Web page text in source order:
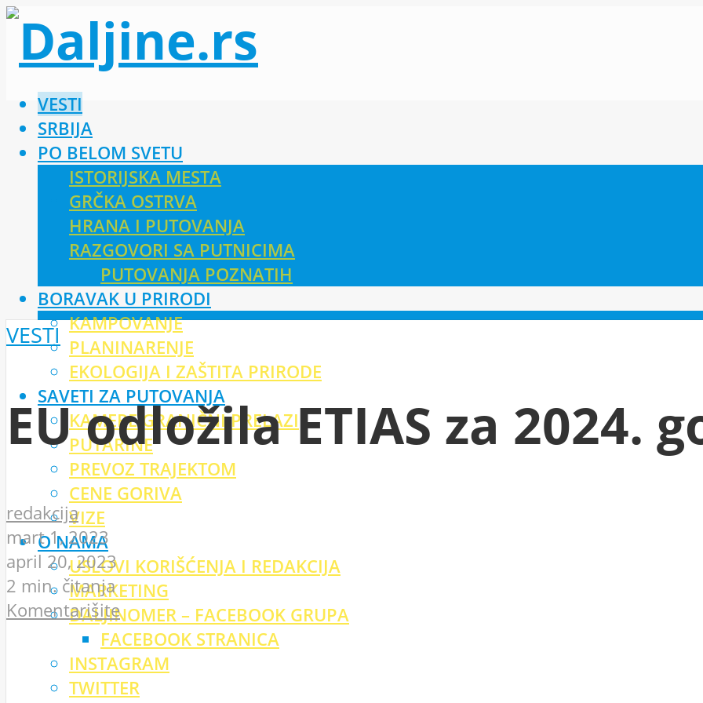
VESTI
SRBIJA
PO BELOM SVETU
ISTORIJSKA MESTA
GRČKA OSTRVA
HRANA I PUTOVANJA
RAZGOVORI SA PUTNICIMA
PUTOVANJA POZNATIH
BORAVAK U PRIRODI
KAMPOVANJE
PLANINARENJE
EKOLOGIJA I ZAŠTITA PRIRODE
SAVETI ZA PUTOVANJA
KAMERE GRANIČNI PRELAZI
PUTARINE
PREVOZ TRAJEKTOM
CENE GORIVA
VIZE
O NAMA
USLOVI KORIŠĆENJA I REDAKCIJA
MARKETING
DALJINOMER – FACEBOOK GRUPA
FACEBOOK STRANICA
INSTAGRAM
TWITTER
VESTI
EU odložila ETIAS za 2024.
redakcija
mart 1, 2023
april 20, 2023
2 min. čitanja
Komentarišite